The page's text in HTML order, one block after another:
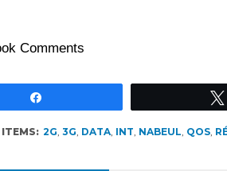
Comments
ITEMS: 2G, 3G, DATA, INT, NABEUL, QOS,